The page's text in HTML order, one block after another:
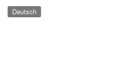
Deutsch